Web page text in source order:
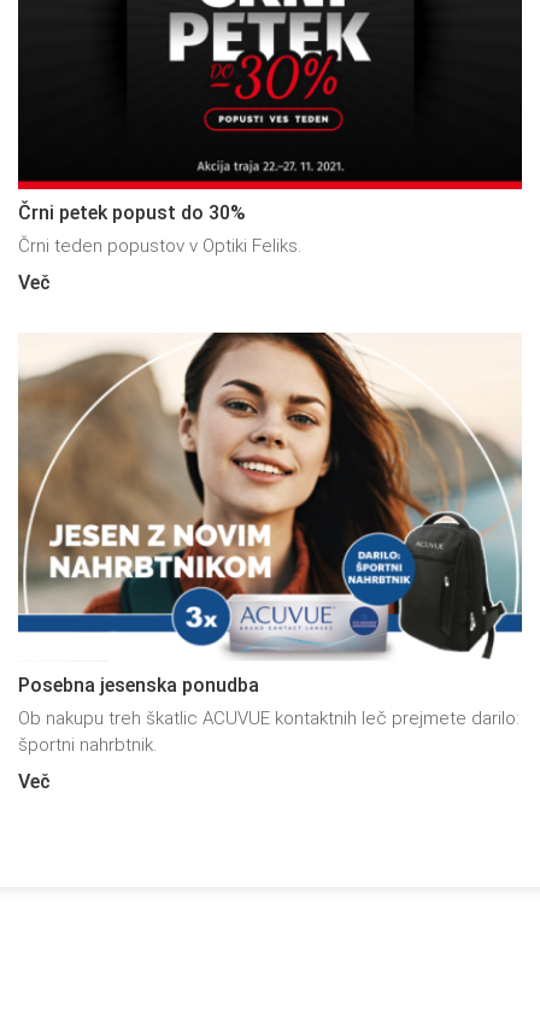
Črni petek popust do 30%
Črni teden popustov v Optiki Feliks.
Več
Posebna jesenska ponudba
Ob nakupu treh škatlic ACUVUE kontaktnih leč prejmete darilo:
športni nahrbtnik.
Več